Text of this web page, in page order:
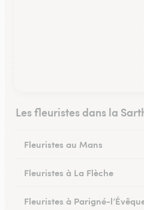
Les fleuristes dans la
Fleuristes au Mans
Fleuristes à La Flèche
Fleuristes à Parigné-